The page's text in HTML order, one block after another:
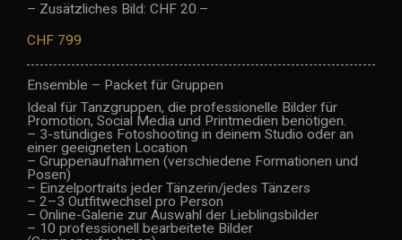
– Zusätzliches Bild: CHF 20.–
CHF 799
Ensemble – Packet für Gruppen
Ideal für Tanzgruppen, die professionelle Bilder für
Promotion, Social Media und Printmedien benötigen.
– 3-stündiges Fotoshooting in deinem Studio oder an
einer geeigneten Location
– Gruppenaufnahmen (verschiedene Formationen und
Posen)
– Einzelportraits jeder Tänzerin/jedes Tänzers
– 2–3 Outfitwechsel pro Person
– Online-Galerie zur Auswahl der Lieblingsbilder
– 10 professionell bearbeitete Bilder